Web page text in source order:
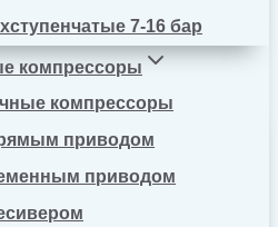
7-16 бар
компрессоры
компрессоры
приводом
приводом